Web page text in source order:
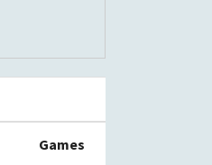
Games